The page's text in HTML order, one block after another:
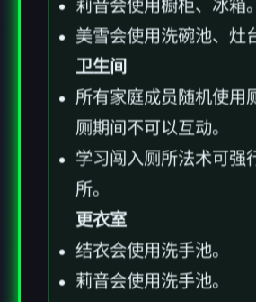
莉音会使用橱柜、冰箱。
美雪会使用洗碗池、灶
卫生间
所有家庭成员随机使用
厕期间不可以互动。
学习闯入厕所法术可强
所。
更衣室
结衣会使用洗手池。
莉音会使用洗手池。